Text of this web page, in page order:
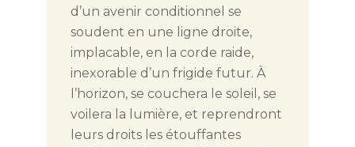
d’un avenir conditionnel se
soudent en une ligne droite,
implacable, en la corde raide,
inexorable d’un frigide futur. À
l’horizon, se couchera le soleil, se
voilera la lumière, et reprendront
leurs droits les étouffantes